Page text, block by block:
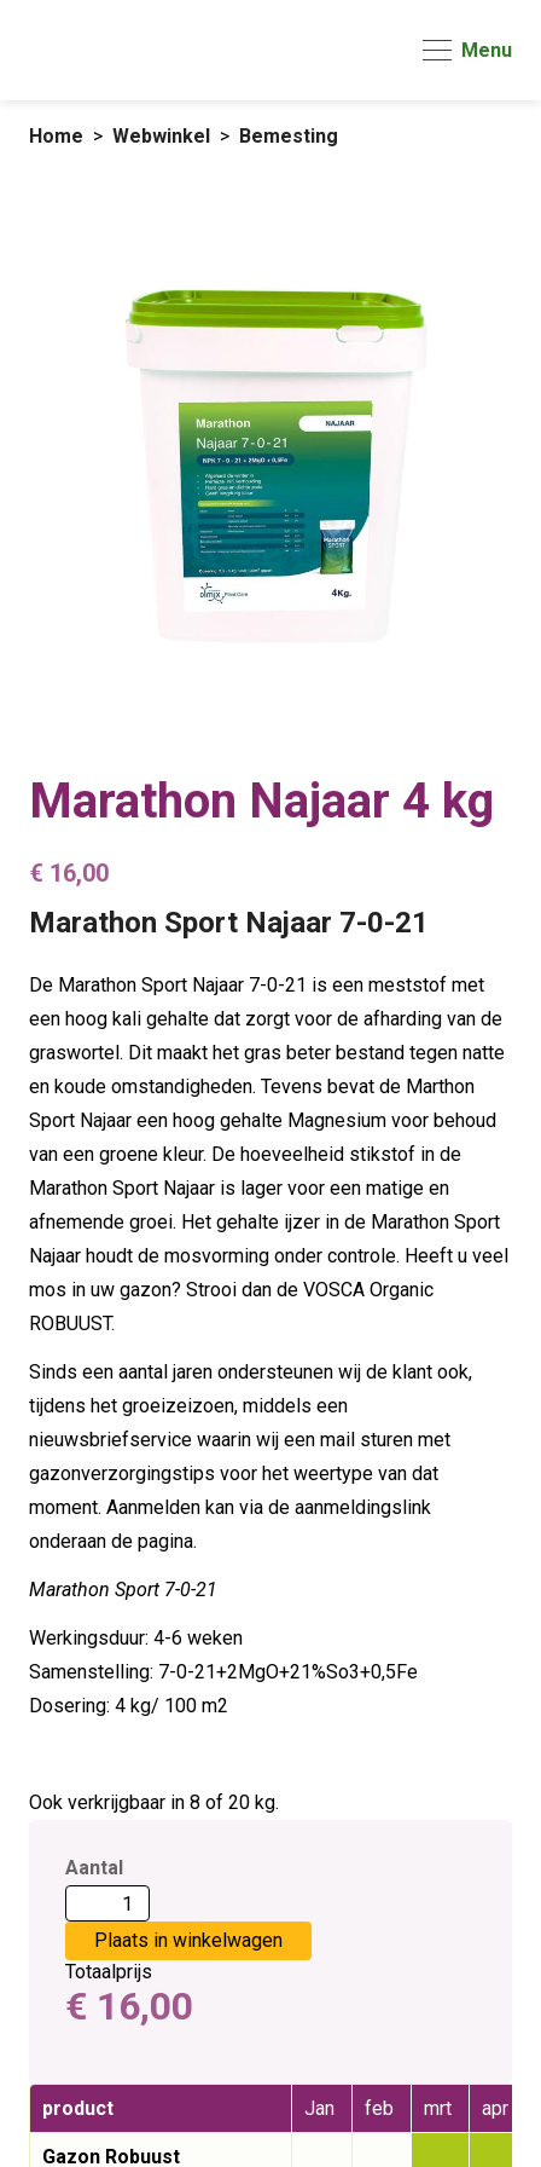
Menu
Home Webwinkel Bemesting
Marathon Najaar 4 kg
€ 16,00
Marathon Sport Najaar 7-0-21
De Marathon Sport Najaar 7-0-21 is een meststof met
een hoog kali gehalte dat zorgt voor de afharding van de
graswortel. Dit maakt het gras beter bestand tegen natte
en koude omstandigheden. Tevens bevat de Marthon
Sport Najaar een hoog gehalte Magnesium voor behoud
van een groene kleur. De hoeveelheid stikstof in de
Marathon Sport Najaar is lager voor een matige en
afnemende groei. Het gehalte ijzer in de Marathon Sport
Najaar houdt de mosvorming onder controle. Heeft u veel
mos in uw gazon? Strooi dan de VOSCA Organic
ROBUUST.
Sinds een aantal jaren ondersteunen wij de klant ook,
tijdens het groeizeizoen, middels een
nieuwsbriefservice waarin wij een mail sturen met
gazonverzorgingstips voor het weertype van dat
moment. Aanmelden kan via de aanmeldingslink
onderaan de pagina.
Marathon Sport 7-0-21
Werkingsduur: 4-6 weken
Samenstelling: 7-0-21+2MgO+21%So3+0,5Fe
Dosering: 4 kg/ 100 m2
Ook verkrijgbaar in 8 of 20 kg.
Aantal
Totaalprijs
€ 16,00
product Jan feb mrt apr
Gazon Robuust